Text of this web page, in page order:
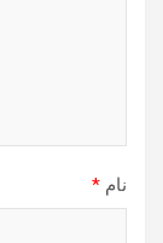
نام *